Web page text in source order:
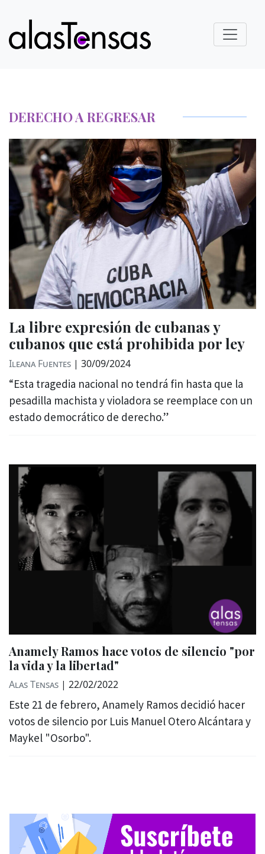
DERECHO A REGRESAR
La libre expresión de cubanas y
cubanos que está prohibida por ley
Ileana Fuentes | 30/09/2024
“Esta tragedia nacional no tendrá fin hasta que la
pesadilla machista y violadora se reemplace con un
estado democrático de derecho.”
Anamely Ramos hace votos de silencio "por
la vida y la libertad"
Alas Tensas | 22/02/2022
Este 21 de febrero, Anamely Ramos decidió hacer
votos de silencio por Luis Manuel Otero Alcántara y
Maykel "Osorbo".